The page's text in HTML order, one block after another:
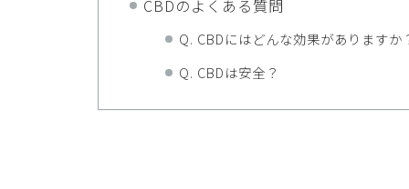
CBDのよくある質問
Q. CBDにはどんな効果がありますか
Q. CBDは安全？